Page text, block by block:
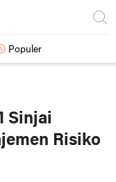
Populer
Sinjai
Risiko